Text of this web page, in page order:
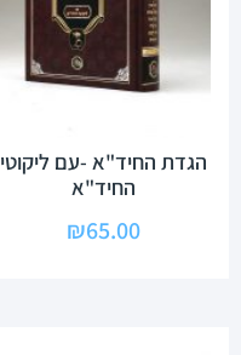
הגדת החיד"א -עם ליקוטי
החיד"א
₪65.00